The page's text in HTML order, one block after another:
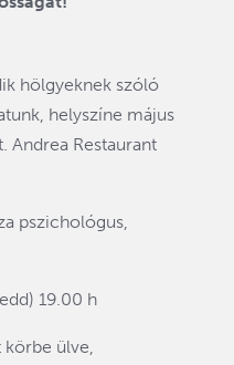
hölgyeknek szóló
helyszíne május
Andrea Restaurant
pszichológus,
19.00 h
körbe ülve,